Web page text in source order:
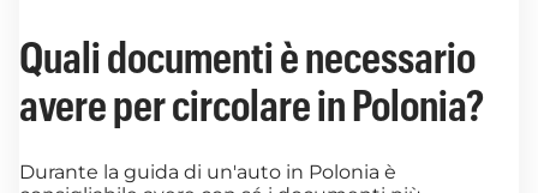
Quali documenti è necessario
avere per circolare in Polonia?
Durante la guida di un'auto in Polonia è